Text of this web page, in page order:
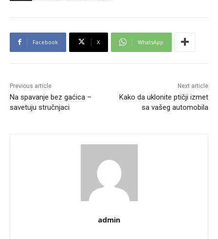
Facebook X WhatsApp
Previous article
Na spavanje bez gaćica –
savetuju stručnjaci
Next article
Kako da uklonite ptičji izmet
sa vašeg automobila
admin